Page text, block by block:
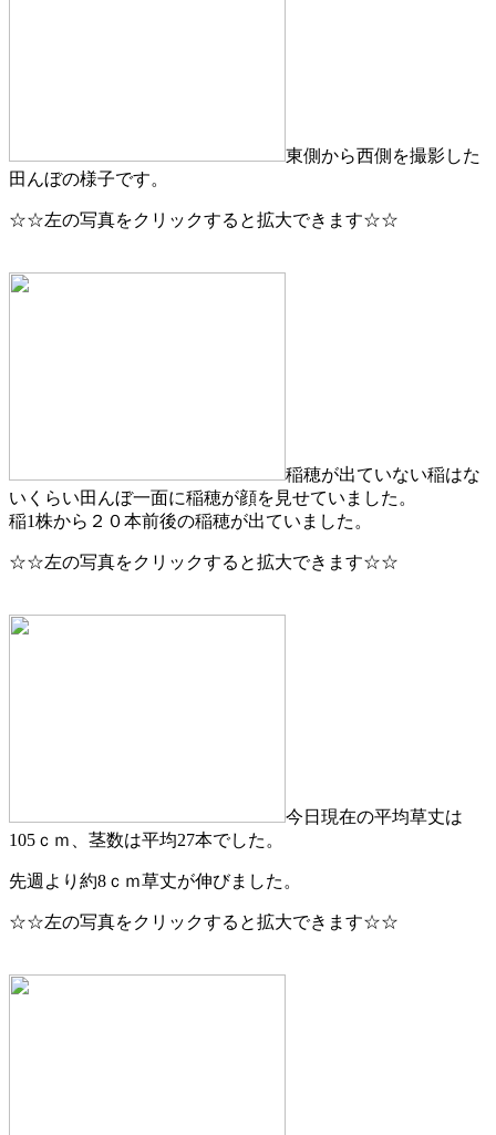
東側から西側を撮影した
田んぼの様子です。
☆☆左の写真をクリックすると拡大できます☆☆
稲穂が出ていない稲はな
いくらい田んぼ一面に稲穂が顔を見せていました。
稲1株から２０本前後の稲穂が出ていました。
☆☆左の写真をクリックすると拡大できます☆☆
今日現在の平均草丈は
105ｃｍ、茎数は平均27本でした。
先週より約8ｃｍ草丈が伸びました。
☆☆左の写真をクリックすると拡大できます☆☆